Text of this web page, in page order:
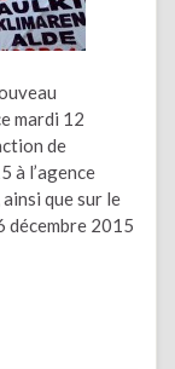
mardi 12
de
à l’agence
que sur le
décembre 2015